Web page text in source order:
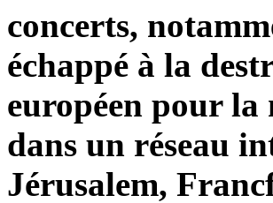
concerts,
échappé à la
européen pour
dans un réseau
Jérusalem,